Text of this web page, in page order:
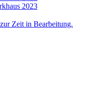
2023
Zeit in Bearbeitung.